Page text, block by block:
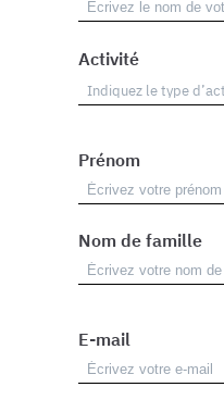
Activité
Prénom
Nom de famille
E-mail